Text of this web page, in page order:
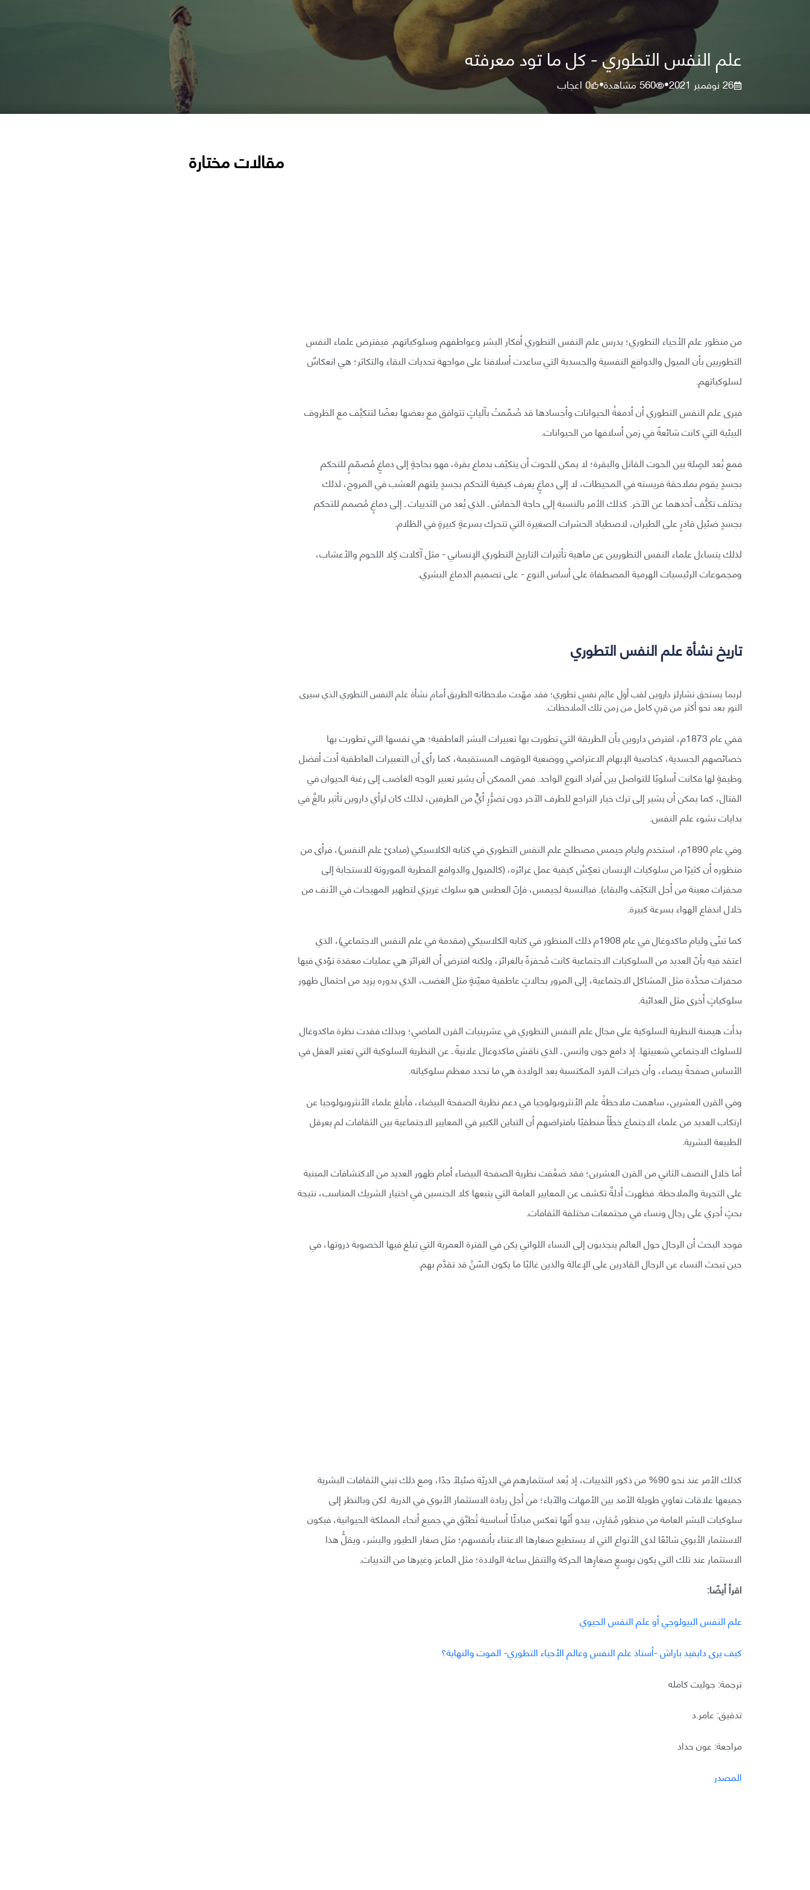
علم النفس التطوري - كل ما تود معرفته
26 نوفمبر 2021 •
560مشاهدة•
0اعجاب
من منظور علم الأحياء التطوري؛ يدرس علم النفس التطوري أفكار البشر وعواطفهم وسلوكياتهم. فيفترض علماء النفس
التطوريين بأن الميول والدوافع النفسية والجسدية التي ساعدت أسلافنا على مواجهة تحديات البقاء والتكاثر؛ هي انعكاسٌ
لسلوكياتهم.
فيرى علم النفس التطوري أن أدمغةُ الحيوانات وأجسادها قد صُمِّمتْ بآلياتٍ تتوافق مع بعضها بعضًا لتتكيَّف مع الظروف
البيئية التي كانت شائعةً في زمن أسلافها من الحيوانات.
فمع بُعد الصِلة بين الحوت القاتل والبقرة؛ لا يمكن للحوت أن يتكيّف بدماغ بقرة، فهو بحاجةٍ إلى دماغٍ مُصمّمٍ للتحكم
بجسدٍ يقوم بملاحقة فريسته في المحيطات، لا إلى دماغٍ يعرف كيفية التحكم بجسدٍ يلتهم العشب في المروج، لذلك
يختلف تكيُّف أحدهما عن الآخر. كذلك الأمر بالنسبة إلى حاجة الخفاش ـ الذي يُعد من الثدييات ـ إلى دماغٍ مُصمم للتحكم
بجسدٍ ضئيل قادرٍ على الطيران، لاصطياد الحشرات الصغيرة التي تتحرك بسرعةٍ كبيرةٍ في الظلام.
لذلك يتساءل علماء النفس التطوريين عن ماهية تأثيرات التاريخ التطوري الإنساني - مثل آكلات كِلا اللحوم والأعشاب،
ومجموعات الرئيسيات الهرمية المصطفاة على أساس النوع - على تصميم الدماغ البشري.
تاريخ نشأة علم النفس التطوري
لربما يستحق تشارلز داروين لقب أول عالِم نفسٍ تطوري؛ فقد مهّدت ملاحظاته الطريق أمام نشأة علم النفس التطوري الذي سيرى
النور بعد نحو أكثر من قرنٍ كامل من زمن تلك الملاحظات.
ففي عام 1873م، افترض داروين بأن الطريقة التي تطورت بها تعبيرات البشر العاطفية؛ هي نفسها التي تطورت بها
خصائصهم الجسدية، كخاصية الإبهام الاعتراضي ووضعية الوقوف المستقيمة، كما رأى أن التعبيرات العاطفية أدت أفضل
وظيفةٍ لها فكانت أسلوبًا للتواصل بين أفراد النوع الواحد. فمن الممكن أن يشير تعبير الوجه الغاضب إلى رغبة الحيوان في
القتال، كما يمكن أن يشير إلى ترك خيار التراجع للطرف الآخر دون تضرُّرِ أيٍّ من الطرفين، لذلك كان لرأي داروين تأثير بالغٌ في
بدايات نشوء علم النفس.
وفي عام 1890م، استخدم وليام جيمس مصطلح علم النفس التطوري في كتابه الكلاسيكي (مبادئ علم النفس)، فرأى من
منظوره أن كثيرًا من سلوكيات الإنسان تعكِسُ كيفية عمل غرائزه، (كالميول والدوافع الفطرية الموروثة للاستجابة إلى
محفزات معينة من أجل التكيّف والبقاء). فبالنسبة لجيمس، فإنّ العطس هو سلوك غريزي لتطهير المهيجات في الأنف من
خلال اندفاع الهواء بسرعة كبيرة.
كما تبنّى وليام ماكدوغال في عام 1908م ذلك المنظور في كتابه الكلاسيكي (مقدمة في علم النفس الاجتماعي)، الذي
اعتقد فيه بأنّ العديد من السلوكيات الاجتماعية كانت مُحفزةً بالغرائز، ولكنه افترض أن الغرائز هي عمليات معقدة تؤدي فيها
محفزات محدَّدة مثل المشاكل الاجتماعية، إلى المرور بحالاتٍ عاطفية معيّنةٍ مثل الغضب، الذي بدوره يزيد من احتمال ظهور
سلوكياتٍ أخرى مثل العدائية.
بدأت هيمنة النظرية السلوكية على مجال علم النفس التطوري في عشرينيات القرن الماضي؛ وبذلك فقدت نظرة ماكدوغال
للسلوك الاجتماعي شعبيتها. إذ دافع جون واتسن ـ الذي ناقش ماكدوغال علانيةً ـ عن النظرية السلوكية التي تعتبر العقل في
الأساس صفحةً بيضاء، وأن خبرات الفرد المكتسبة بعد الولادة هي ما تحدد معظم سلوكياته.
وفي القرن العشرين، ساهمت ملاحظةُ علم الأنثروبولوجيا في دعم نظرية الصفحة البيضاء، فأبلغ علماء الأنثروبولوجيا عن
ارتكاب العديد من علماء الاجتماع خطًأ منطقيًا بافتراضهم أن التباين الكبير في المعايير الاجتماعية بين الثقافات لم يعرقل
الطبيعة البشرية.
أما خلال النصف الثاني من القرن العشرين؛ فقد ضَعُفت نظرية الصفحة البيضاء أمام ظهور العديد من الاكتشافات المبنية
على التجربة والملاحظة. فظهرت أدلةٌ تكشف عن المعايير العامة التي يتبعها كلا الجنسين في اختيار الشريك المناسب، نتيجة
بحثٍ أجري على رجال ونساء في مجتمعات مختلفة الثقافات.
فوجد البحث أن الرجال حول العالم ينجذبون إلى النساء اللواتي يكن في الفترة العمرية التي تبلغ فيها الخصوبة ذروتها، في
حين تبحث النساء عن الرجال القادرين على الإعالة والذين غالبًا ما يكون السّنُ قد تقدَّم بهم.
كذلك الأمر عند نحو 90% من ذكور الثدييات، إذ يُعد استثمارهم في الذريّة ضئيلًا جدًا، ومع ذلك تبني الثقافات البشرية
جميعها علاقات تعاونٍ طويلة الأمد بين الأمهات والآباء؛ من أجل زيادة الاستثمار الأبوي في الذرية. لكن وبالنظر إلى
سلوكيات البشر العامة من منظور مُقارِن، يبدو أنّها تعكس مبادئًا أساسية تُطبَّق في جميع أنحاء المملكة الحيوانية، فيكون
الاستثمار الأبوي شائعًا لدى الأنواع التي لا يستطيع صغارها الاعتناء بأنفسهم؛ مثل صغار الطيور والبشر، ويقلُّ هذا
الاستثمار عند تلك التي يكون بوِسعِ صغارِها الحركة والتنقل ساعة الولادة؛ مثل الماعز وغيرها من الثدييات.
اقرأ أيضًا:
علم النفس البيولوجي أو علم النفس الحيوي
كيف يرى دايفيد باراش -أستاذ علم النفس وعالم الأحياء التطوري- الموت والنهاية؟
ترجمة: جوليت كامله
تدقيق: عامر.د
مراجعة: عون حداد
المصدر
مقالات مختارة